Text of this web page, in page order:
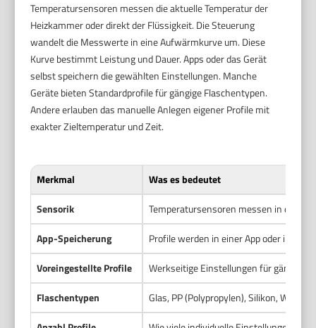
Temperatursensoren messen die aktuelle Temperatur der
Heizkammer oder direkt der Flüssigkeit. Die Steuerung
wandelt die Messwerte in eine Aufwärmkurve um. Diese
Kurve bestimmt Leistung und Dauer. Apps oder das Gerät
selbst speichern die gewählten Einstellungen. Manche
Geräte bieten Standardprofile für gängige Flaschentypen.
Andere erlauben das manuelle Anlegen eigener Profile mit
exakter Zieltemperatur und Zeit.
Merkmal
Was es bedeutet
Sensorik
Temperatursensoren messen in der
App-Speicherung
Profile werden in einer App oder im
Voreingestellte Profile
Werkseitige Einstellungen für gängige
Flaschentypen
Glas, PP (Polypropylen), Silikon,